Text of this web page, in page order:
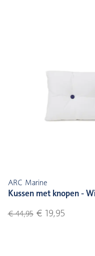
ARC Marine
Kussen met knopen -
€ 44,95€ 19,95